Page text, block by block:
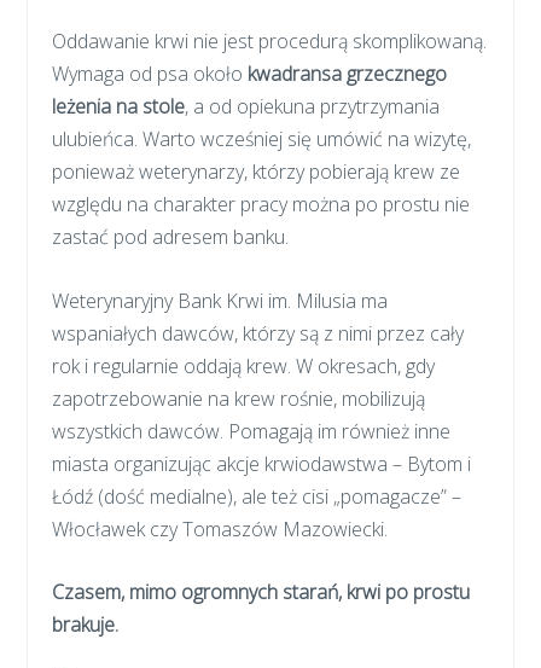
Oddawanie krwi nie jest procedurą skomplikowaną.
Wymaga od psa około kwadransa grzecznego
leżenia na stole, a od opiekuna przytrzymania
ulubieńca. Warto wcześniej się umówić na wizytę,
ponieważ weterynarzy, którzy pobierają krew ze
względu na charakter pracy można po prostu nie
zastać pod adresem banku.
Weterynaryjny Bank Krwi im. Milusia ma
wspaniałych dawców, którzy są z nimi przez cały
rok i regularnie oddają krew. W okresach, gdy
zapotrzebowanie na krew rośnie, mobilizują
wszystkich dawców. Pomagają im również inne
miasta organizując akcje krwiodawstwa – Bytom i
Łódź (dość medialne), ale też cisi „pomagacze” –
Włocławek czy Tomaszów Mazowiecki.
Czasem, mimo ogromnych starań, krwi po prostu
brakuje.